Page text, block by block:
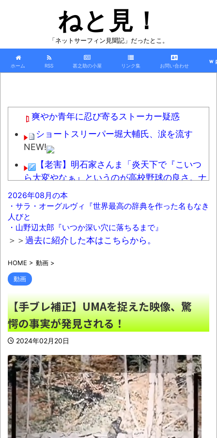
ねと見！
「ネットサーフィン見聞記」だったとこ。
ホーム RSS 甚之助の小屋 リンク集 お問い合わせ
ｗ
爽やか青年に忍び寄るストーカー疑惑
ショートスリーパー堀大輔氏、涙を流す
NEW!
【老害】明石家さんま「炎天下で『こいつ
ら大変やなぁ』というのが高校野球の良さ。ナ
イターが当たり前だとつまらない」
【復讐】新郎がイジメ殺人で少年院上がり
の結婚式。そこに被害者遺族が凸りとんでもな
い事をして新婦号泣、ゾッとする地獄絵図
に・・・NEW!
車で要らない装備、「電動シート」に決ま
る・・・ｗ
【朗報】シャインマスカット200房（時価
40万円相当）畑から盗んだ疑いで男を逮捕へ
NEW!
バーガーキング、超大型チーズバーガー発
NEW!
【悲報】高市首相、もはやマッサージを受
けただけで叩かれてしまう NEW!
【魔改造】普通の基板を7倍の巨体にした結
果ｗｗｗNEW!
2026年08月の本
・サラ・オーグルヴィ『世界最高の辞典を作った名もなき
人びと
・山野辺太郎『いつか深い穴に落ちるまで』
＞＞過去に紹介した本はこちらから。
HOME > 動画 >
動画
【手ブレ補正】UMAを捉えた映像、驚
愕の事実が発見される！
2024年02月20日